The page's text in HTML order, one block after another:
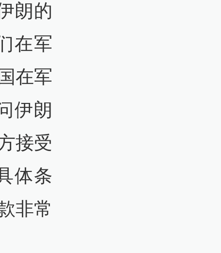
朗的
在军
在军
伊朗
接受
体条
非常